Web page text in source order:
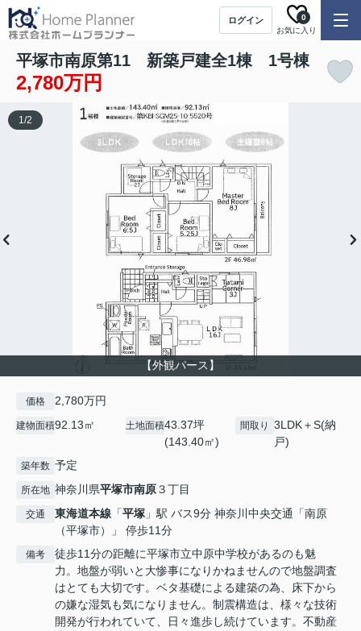
ログイン
お気に入り
0
平塚市南原第11 新築戸建全1棟 1号棟
2,780万円
【外観パース】
1/2
価格 2,780万円
建物面積92.13㎡ 土地面積43.37坪
(143.40㎡)
間取り
3LDK＋S(納
戸)
築年数 予定
所在地 神奈川県平塚市南原３丁目
交通 東海道本線 「平塚 」駅 バス9分 神奈川中央交通「南原
（平塚市）」 停歩11分
備考
徒歩11分の距離に平塚市立中原中学校があるのも魅
力。地盤が弱いと大惨事になりかねませんので地盤調査
はとても大切です。ベタ基礎による建築の為、床下から
の嫌な湿気も気になりません。制震構造は、様々な技術
開発が行われていて、日々進歩し続けています。不動産